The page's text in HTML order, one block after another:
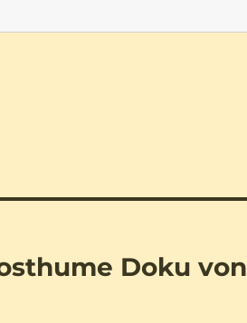
Doku von